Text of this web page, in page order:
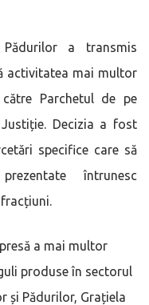
a transmis
activitatea mai multor
Parchetul de pe
Decizia a fost
specifice care să
întrunesc
a mai multor
produse în sectorul
și Pădurilor, Grațiela